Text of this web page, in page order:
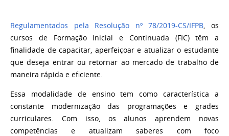
Regulamentados pela Resolução nº 78/2019-CS/IFPB, os
cursos de Formação Inicial e Continuada (FIC) têm a
finalidade de capacitar, aperfeiçoar e atualizar o estudante
que deseja entrar ou retornar ao mercado de trabalho de
maneira rápida e eficiente.
Essa modalidade de ensino tem como característica a
constante modernização das programações e grades
curriculares. Com isso, os alunos aprendem novas
competências e atualizam saberes com foco